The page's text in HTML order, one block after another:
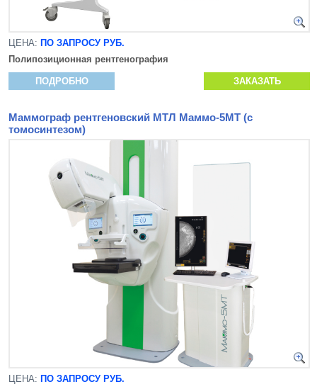
ЦЕНА: ПО ЗАПРОСУ РУБ.
Полипозиционная рентгенография
ПОДРОБНО ЗАКАЗАТЬ
Маммограф рентгеновский МТЛ Маммо-5МТ (с
томосинтезом)
ЦЕНА: ПО ЗАПРОСУ РУБ.